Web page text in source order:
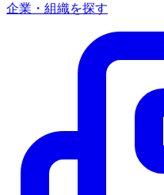
企業・組織を探す